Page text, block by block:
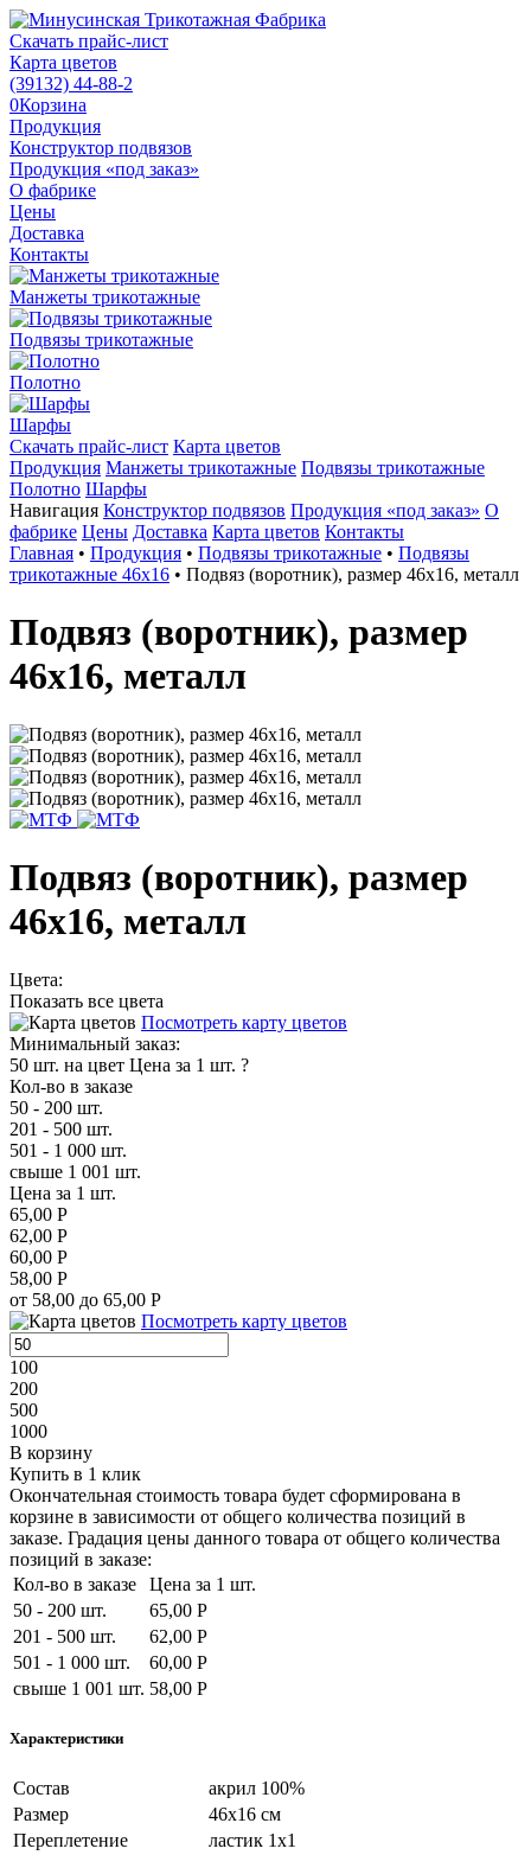
Скачать прайс-лист
Карта цветов
(39132) 44-88-2
0Корзина
Продукция
Конструктор подвязов
Продукция «под заказ»
О фабрике
Цены
Доставка
Контакты
Манжеты трикотажные
Подвязы трикотажные
Полотно
Шарфы
Скачать прайс-лист Карта цветов
Продукция Манжеты трикотажные Подвязы трикотажные
Полотно Шарфы
Навигация Конструктор подвязов Продукция «под заказ» О
фабрике Цены Доставка Карта цветов Контакты
Главная • Продукция • Подвязы трикотажные • Подвязы
трикотажные 46х16 • Подвяз (воротник), размер 46х16, металл
Подвяз (воротник), размер
46х16, металл
Подвяз (воротник), размер
46х16, металл
Цвета:
Показать все цвета
Посмотреть карту цветов
Минимальный заказ:
50 шт. на цвет Цена за 1 шт. ?
Кол-во в заказе
50 - 200 шт.
201 - 500 шт.
501 - 1 000 шт.
свыше 1 001 шт.
Цена за 1 шт.
65,00 Р
62,00 Р
60,00 Р
58,00 Р
от 58,00 до 65,00 Р
Посмотреть карту цветов
100
200
500
1000
В корзину
Купить в 1 клик
Окончательная стоимость товара будет сформирована в
корзине в зависимости от общего количества позиций в
заказе. Градация цены данного товара от общего количества
позиций в заказе:
Кол-во в заказе
Цена за 1 шт.
50 - 200 шт.
65,00 Р
201 - 500 шт.
62,00 Р
501 - 1 000 шт.
60,00 Р
свыше 1 001 шт. 58,00 Р
Характеристики
Состав
акрил 100%
Размер
46х16 см
Переплетение
ластик 1х1